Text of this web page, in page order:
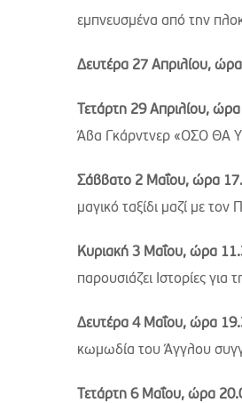
εμπνευσμένα από την
Δευτέρα 27 Απριλίου,
Τετάρτη 29 Απριλίου,
Άβα Γκάρντνερ «ΟΣΟ ΘΑ
Σάββατο 2 Μαΐου, ώρα
μαγικό ταξίδι μαζί με
Κυριακή 3 Μαΐου, ώρα
παρουσιάζει Ιστορίες
Δευτέρα 4 Μαΐου, ώρα
κωμωδία του Άγγλου
Τετάρτη 6 Μαΐου, ώρα